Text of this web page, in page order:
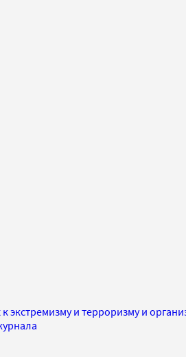
экстремизму и терроризму и